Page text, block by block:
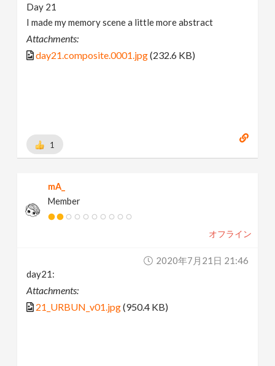
Day 21
I made my memory scene a little more abstract
Attachments:
day21.composite.0001.jpg(232.6 KB)
1
mA_
Member
オフライン
2020年7月21日 21:46
day21:
Attachments:
21_URBUN_v01.jpg(950.4 KB)